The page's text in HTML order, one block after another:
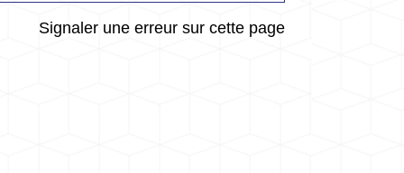
Signaler une erreur sur cette page